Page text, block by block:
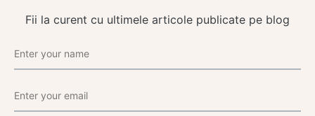
Fii la curent cu ultimele articole publicate pe blog